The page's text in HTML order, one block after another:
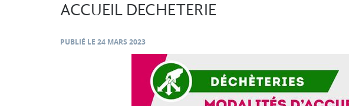
ACCUEIL DECHETERIE
PUBLIÉ LE 24 MARS 2023